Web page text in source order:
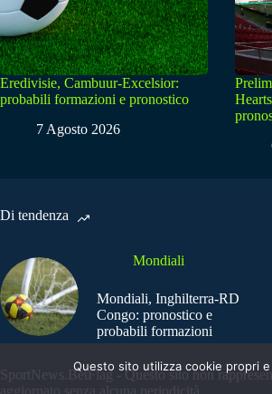
Eredivisie, Cambuur-Excelsior:
probabili formazioni e pronostico
7 Agosto 2026
Di tendenza
Mondiali
Mondiali, Inghilterra-RD
Congo: pronostico e
probabili formazioni
SportNews.BetFlag - Questo sito non
Questo sito utilizza cookie propri